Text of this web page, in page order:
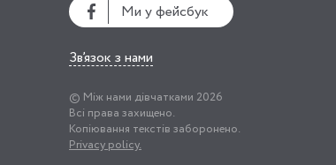
Ми у фейсбук
Зв’язок з нами
© Між нами дівчатками 2026
Всі права захищено.
Копіювання текстів заборонено.
Privacy policy.